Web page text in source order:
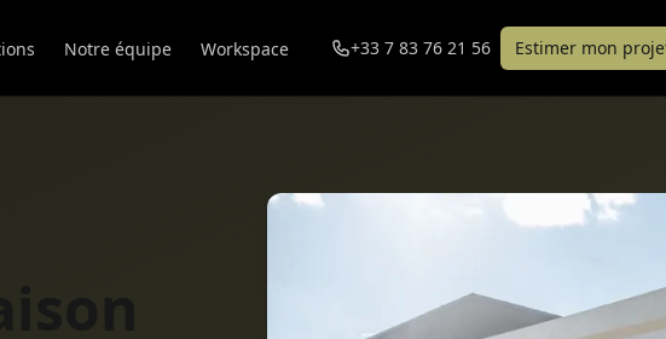
Notre équipe Workspace +33 7 83 76 21 56 Estimer mon